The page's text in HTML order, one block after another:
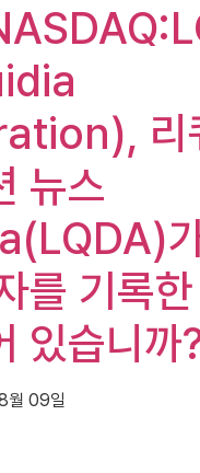
리
뉴스
를 기록
있습니까
월 09일